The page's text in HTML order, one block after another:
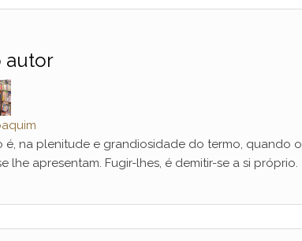
autor
o é, na plenitude e grandiosidade do termo, quando o
lhe apresentam. Fugir-lhes, é demitir-se a si próprio.